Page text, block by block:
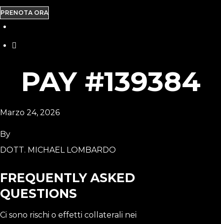
PRENOTA ORA
PAY #139384
Marzo 24, 2026
By
DOTT. MICHAEL LOMBARDO
FREQUENTLY ASKED
QUESTIONS
Ci sono rischi o effetti collaterali nei